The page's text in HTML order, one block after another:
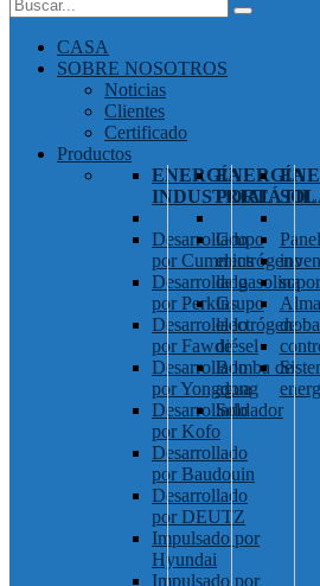
CASA
SOBRE NOSOTROS
Noticias
Clientes
Certificado
Productos
ENERGÍA
INDUSTRIAL
Desarrollado
por Cummins
Desarrollado
por Perkins
Desarrollado
por Fawde
Desarrollado
por Yongdong
Desarrollado
por Kofo
Desarrollado
por Baudouin
Desarrollado
por DEUTZ
Impulsado por
Hyundai
Impulsado por
ENERGÍA
PORTÁTIL
Grupo
electrógeno
de gasolina
Grupo
electrógeno
diésel
Bomba de
agua
Soldador
de